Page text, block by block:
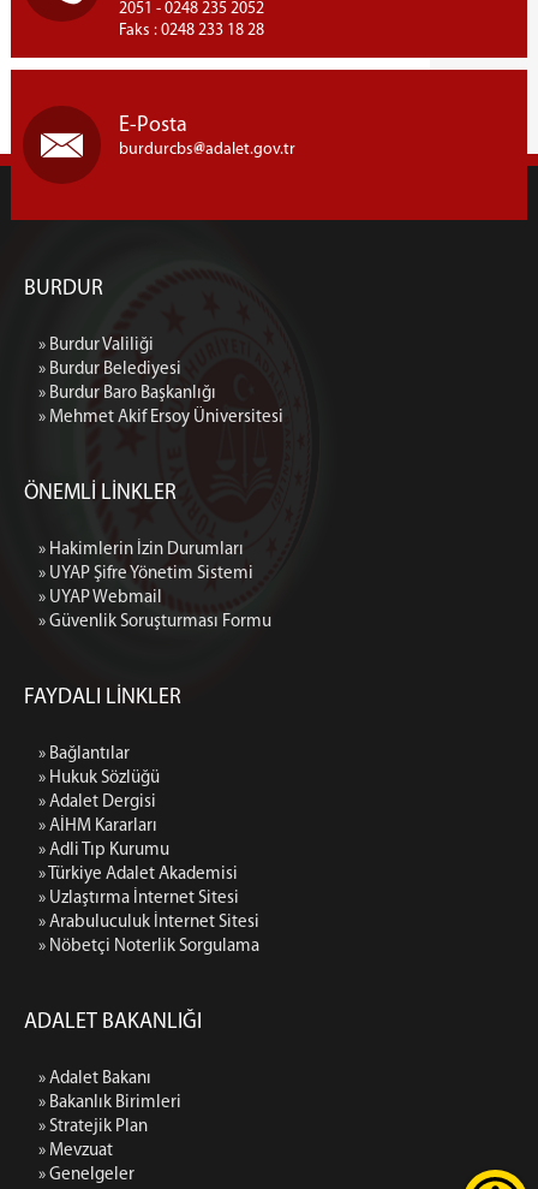
2051 - 0248 235 2052
Faks : 0248 233 18 28
E-Posta
burdurcbs adalet.gov.tr
BURDUR
» Burdur Valiliği
» Burdur Belediyesi
» Burdur Baro Başkanlığı
» Mehmet Akif Ersoy Üniversitesi
ÖNEMLİ LİNKLER
» Hakimlerin İzin Durumları
» UYAP Şifre Yönetim Sistemi
» UYAP Webmail
» Güvenlik Soruşturması Formu
FAYDALI LİNKLER
» Bağlantılar
» Hukuk Sözlüğü
» Adalet Dergisi
» AİHM Kararları
» Adli Tıp Kurumu
» Türkiye Adalet Akademisi
» Uzlaştırma İnternet Sitesi
» Arabuluculuk İnternet Sitesi
» Nöbetçi Noterlik Sorgulama
ADALET BAKANLIĞI
» Adalet Bakanı
» Bakanlık Birimleri
» Stratejik Plan
» Mevzuat
» Genelgeler